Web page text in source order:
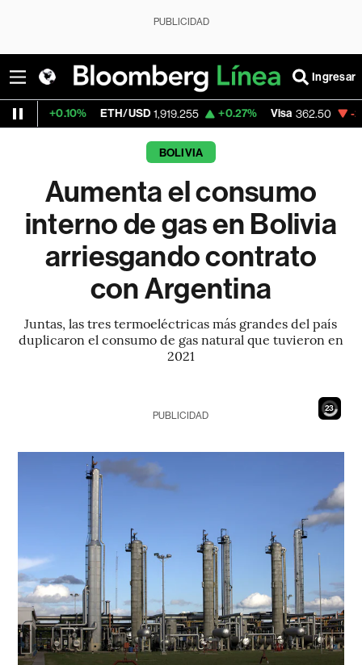
PUBLICIDAD
Ingresar
ETH/USD 1,919.255 +0.27% Visa 362.50 -2.15%
BOLIVIA
Aumenta el consumo
interno de gas en Bolivia
arriesgando contrato
con Argentina
Juntas, las tres termoeléctricas más grandes del país
duplicaron el consumo de gas natural que tuvieron en
2021
21
PUBLICIDAD